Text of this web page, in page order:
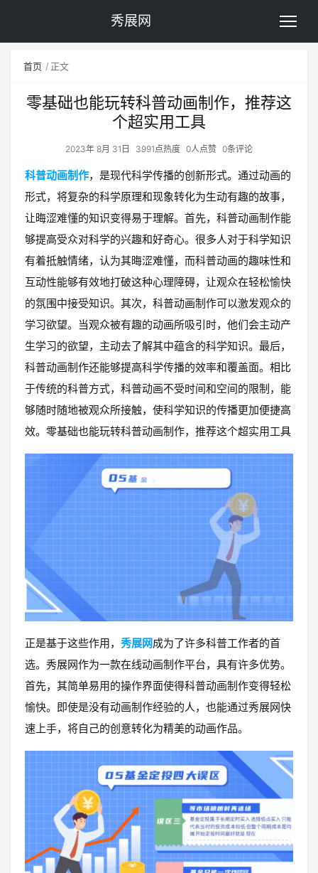
秀展网
首页 正文
零基础也能玩转科普动画制作，推荐这
个超实用工具
2023年 8月 31日 3991点热度 0人点赞 0条评论
科普动画制作，是现代科学传播的创新形式。通过动画的
形式，将复杂的科学原理和现象转化为生动有趣的故事，
让晦涩难懂的知识变得易于理解。首先，科普动画制作能
够提高受众对科学的兴趣和好奇心。很多人对于科学知识
有着抵触情绪，认为其晦涩难懂，而科普动画的趣味性和
互动性能够有效地打破这种心理障碍，让观众在轻松愉快
的氛围中接受知识。其次，科普动画制作可以激发观众的
学习欲望。当观众被有趣的动画所吸引时，他们会主动产
生学习的欲望，主动去了解其中蕴含的科学知识。最后，
科普动画制作还能够提高科学传播的效率和覆盖面。相比
于传统的科普方式，科普动画不受时间和空间的限制，能
够随时随地被观众所接触，使科学知识的传播更加便捷高
效。零基础也能玩转科普动画制作，推荐这个超实用工具
正是基于这些作用， 秀展网成为了许多科普工作者的首
选。秀展网作为一款在线动画制作平台，具有许多优势。
首先，其简单易用的操作界面使得科普动画制作变得轻松
愉快。即使是没有动画制作经验的人，也能通过秀展网快
速上手，将自己的创意转化为精美的动画作品。